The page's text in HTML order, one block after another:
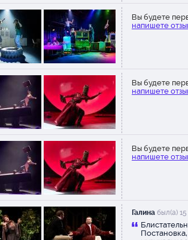
Вы будете
напишете
Вы будете
напишете
Вы будете
напишете
Галина был(а)